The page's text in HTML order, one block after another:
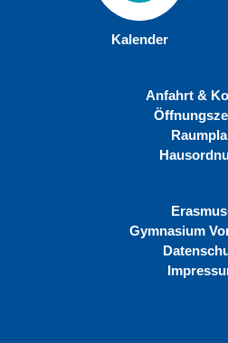
Kalender
Anfahrt &
Gymnasium